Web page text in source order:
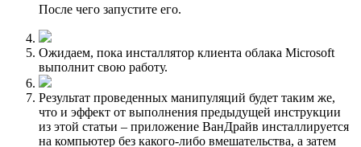
После чего запустите его.
Ожидаем, пока инсталлятор клиента облака Microsoft
выполнит свою работу.
Результат проведенных манипуляций будет таким же,
что и эффект от выполнения предыдущей инструкции
из этой статьи – приложение ВанДрайв инсталлируется
на компьютер без какого-либо вмешательства, а затем